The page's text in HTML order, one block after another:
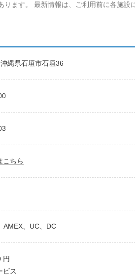
ます。 最新情報は、ご利用前に各施設
縄県石垣市石垣36
こちら
AMEX、UC、DC
円
ビス